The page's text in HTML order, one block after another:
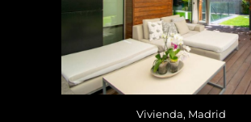
Vivienda, Madrid